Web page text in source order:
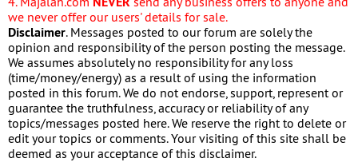
we never offer our users' details for sale.
Disclaimer. Messages posted to our forum are solely the
opinion and responsibility of the person posting the message.
We assumes absolutely no responsibility for any loss
(time/money/energy) as a result of using the information
posted in this forum. We do not endorse, support, represent or
guarantee the truthfulness, accuracy or reliability of any
topics/messages posted here. We reserve the right to delete or
edit your topics or comments. Your visiting of this site shall be
deemed as your acceptance of this disclaimer.